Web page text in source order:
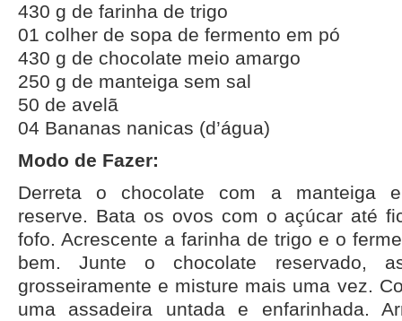
430 g de farinha de trigo
01 colher de sopa de fermento em pó
430 g de chocolate meio amargo
250 g de manteiga sem sal
50 de avelã
04 Bananas nanicas (d’água)
Modo de Fazer:
Derreta o chocolate com a manteiga
reserve. Bata os ovos com o açúcar até
fofo. Acrescente a farinha de trigo e o
bem. Junte o chocolate reservado,
grosseiramente e misture mais uma vez.
uma assadeira untada e enfarinhada.